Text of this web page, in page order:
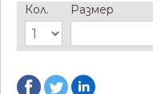
Кол.
Размер